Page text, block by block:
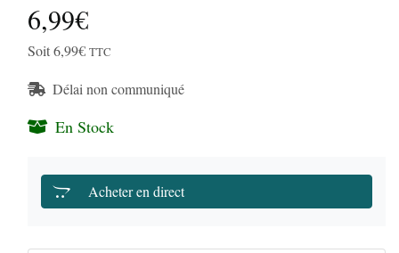
6,99€
Soit 6,99€ TTC
Délai non communiqué
En Stock
Acheter en direct